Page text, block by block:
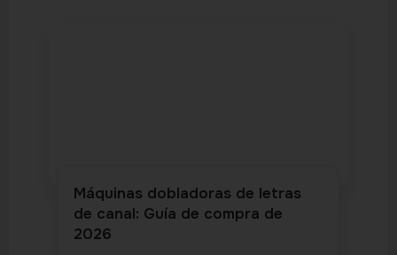
Máquinas dobladoras de letras
de canal: Guía de compra de
2026